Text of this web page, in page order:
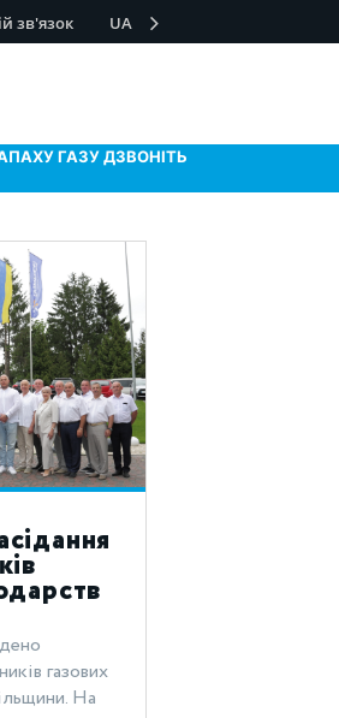
зв'язок UA
ГАЗУ ДЗВОНІТЬ
газових
На